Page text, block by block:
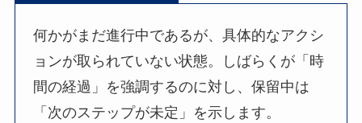
何かがまだ進行中であるが、具体的なアクシ
ョンが取られていない状態。しばらくが「時
間の経過」を強調するのに対し、保留中は
「次のステップが未定」を示します。